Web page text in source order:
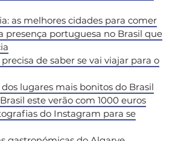
as melhores cidades para comer
presença portuguesa no Brasil que
de saber se vai viajar para o
dos lugares mais bonitos do Brasil
este verão com 1000 euros
do Instagram para se